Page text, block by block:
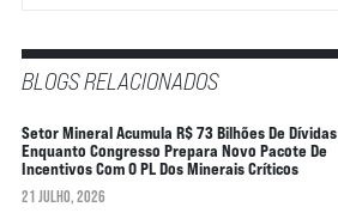
BLOGS RELACIONADOS
Setor Mineral Acumula R$ 73 Bilhões De Dívidas
Enquanto Congresso Prepara Novo Pacote De
Incentivos Com O PL Dos Minerais Críticos
21 JULHO, 2026